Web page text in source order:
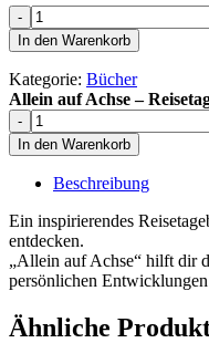
Allein
auf
Achse
–
Reisetagebuch
für
Soloreisende
Menge
-
In den Warenkorb
Kategorie: Bücher
Allein auf Achse –
Allein
auf
Achse
Reisetagebuch
für
Soloreisende
Menge
-
In den Warenkorb
Beschreibung
Ein inspirierendes
entdecken.
„Allein auf Achse“ hilft dir
persönlichen
Ähnliche